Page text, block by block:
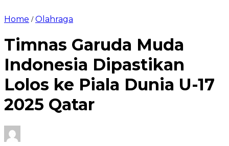
Home /Olahraga
Timnas Garuda Muda
Indonesia Dipastikan
Lolos ke Piala Dunia U-17
2025 Qatar